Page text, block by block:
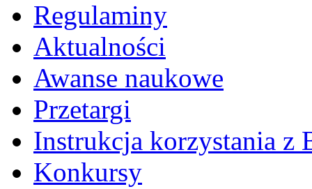
Regulaminy
Aktualności
Awanse naukowe
Przetargi
Instrukcja korzystania z
Konkursy